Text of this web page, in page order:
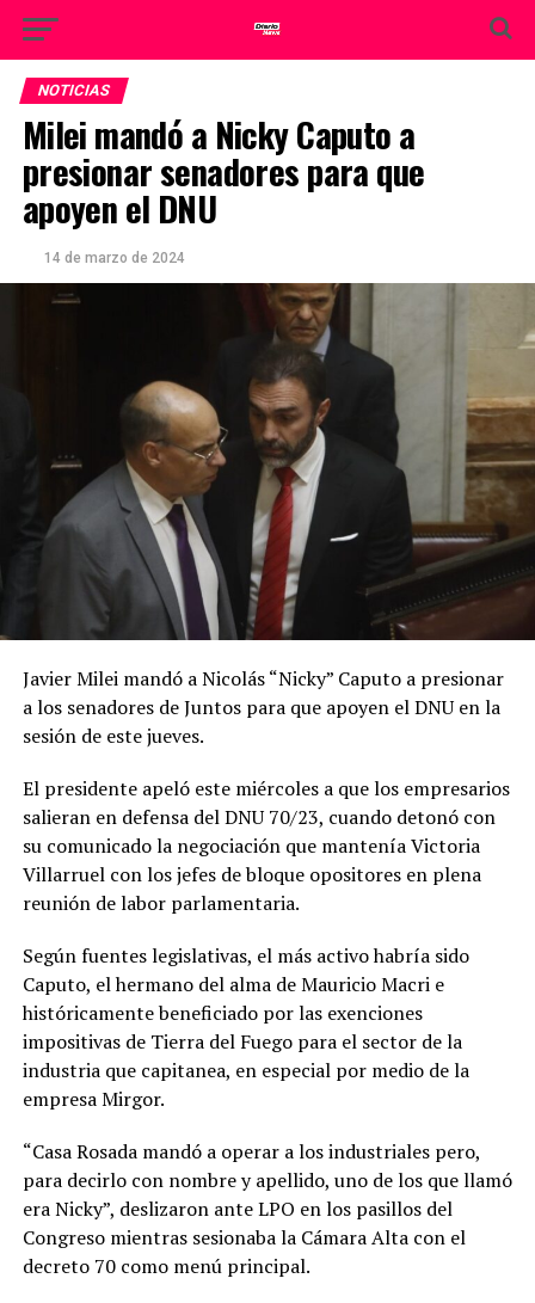
NOTICIAS
Milei mandó a Nicky Caputo a
presionar senadores para que
apoyen el DNU
14 de marzo de 2024
Javier Milei mandó a Nicolás “Nicky” Caputo a presionar
a los senadores de Juntos para que apoyen el DNU en la
sesión de este jueves.
El presidente apeló este miércoles a que los empresarios
salieran en defensa del DNU 70/23, cuando detonó con
su comunicado la negociación que mantenía Victoria
Villarruel con los jefes de bloque opositores en plena
reunión de labor parlamentaria.
Según fuentes legislativas, el más activo habría sido
Caputo, el hermano del alma de Mauricio Macri e
históricamente beneficiado por las exenciones
impositivas de Tierra del Fuego para el sector de la
industria que capitanea, en especial por medio de la
empresa Mirgor.
“Casa Rosada mandó a operar a los industriales pero,
para decirlo con nombre y apellido, uno de los que llamó
era Nicky”, deslizaron ante LPO en los pasillos del
Congreso mientras sesionaba la Cámara Alta con el
decreto 70 como menú principal.